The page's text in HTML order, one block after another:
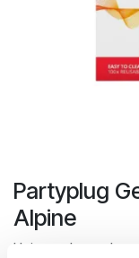
Partyplug
Alpine
Universele